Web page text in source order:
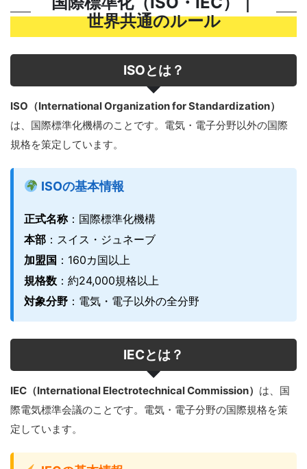
世界共通のルール
ISOとは？
ISO（International Organization for Standardization）
は、国際標準化機構のことです。電気・電子分野以外の国際
規格を策定しています。
ISOの基本情報
正式名称：国際標準化機構
本部 ：スイス・ジュネーブ
加盟国 ：160カ国以上
規格数 ：約24,000規格以上
対象分野 ：電気・電子以外の全分野
IECとは？
IEC（International Electrotechnical Commission） は、国
際電気標準会議のことです。電気・電子分野の国際規格を策
定しています。